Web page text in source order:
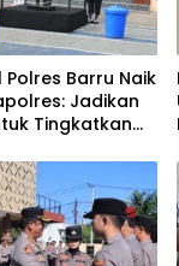
Polres Barru Naik
Jadikan
Tingkatkan